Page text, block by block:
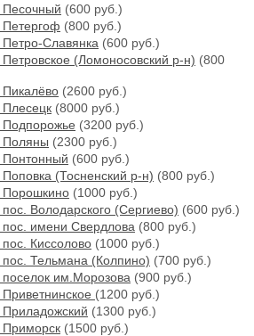
Песочный (600 руб.)
Петергоф (800 руб.)
Петро-Славянка (600 руб.)
Петровское (Ломоносовский р-н) (800
Пикалёво (2600 руб.)
Плесецк (8000 руб.)
Подпорожье (3200 руб.)
Поляны (2300 руб.)
Понтонный (600 руб.)
Поповка (Тосненский р-н) (800 руб.)
Порошкино (1000 руб.)
пос. Володарского (Сергиево) (600 руб.)
пос. имени Свердлова (800 руб.)
пос. Киссолово (1000 руб.)
пос. Тельмана (Колпино) (700 руб.)
поселок им.Морозова (900 руб.)
Приветнинское (1200 руб.)
Приладожский (1300 руб.)
Приморск (1500 руб.)